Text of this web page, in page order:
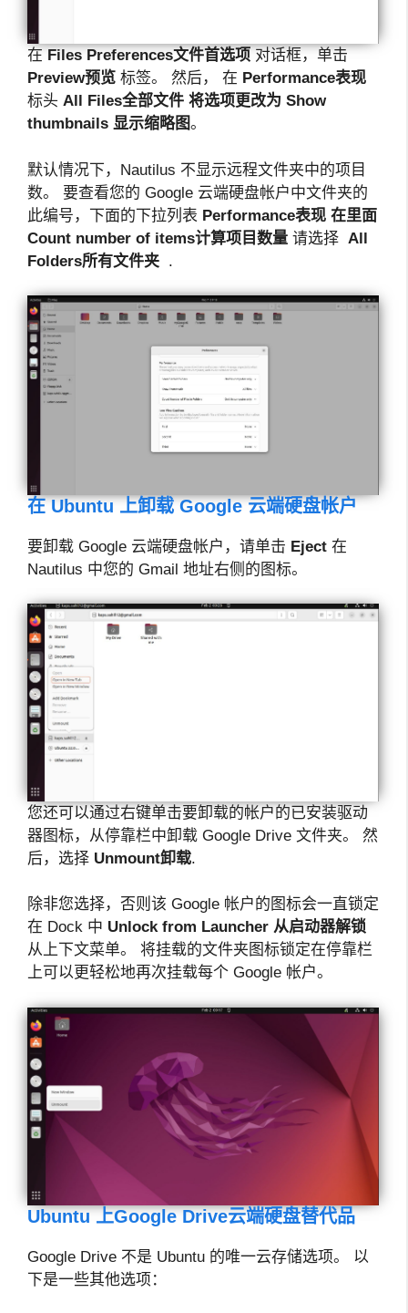
在 Files Preferences文件首选项 对话框，单击
Preview预览 标签。 然后， 在 Performance表现
标头 All Files全部文件 将选项更改为 Show
thumbnails 显示缩略图。
默认情况下，Nautilus 不显示远程文件夹中的项目
数。 要查看您的 Google 云端硬盘帐户中文件夹的
此编号，下面的下拉列表 Performance表现 在里面
Count number of items计算项目数量 请选择 All
Folders所有文件夹 .
在 Ubuntu 上卸载 Google 云端硬盘帐户
要卸载 Google 云端硬盘帐户，请单击 Eject 在
Nautilus 中您的 Gmail 地址右侧的图标。
您还可以通过右键单击要卸载的帐户的已安装驱动
器图标，从停靠栏中卸载 Google Drive 文件夹。 然
后，选择 Unmount卸载.
除非您选择，否则该 Google 帐户的图标会一直锁定
在 Dock 中 Unlock from Launcher 从启动器解锁
从上下文菜单。 将挂载的文件夹图标锁定在停靠栏
上可以更轻松地再次挂载每个 Google 帐户。
Ubuntu 上Google Drive云端硬盘替代品
Google Drive 不是 Ubuntu 的唯一云存储选项。 以
下是一些其他选项：